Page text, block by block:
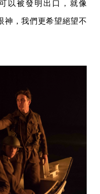
以被發明出口，就像
神，我們更希望絕望不